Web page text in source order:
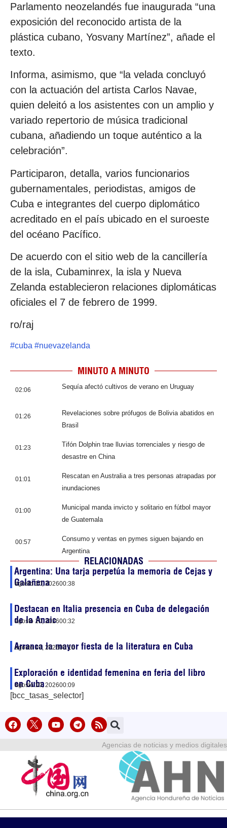
Parlamento neozelandés fue inaugurada “una
exposición del reconocido artista de la
plástica cubano, Yosvany Martínez”, añade el
texto.
Informa, asimismo, que “la velada concluyó
con la actuación del artista Carlos Navae,
quien deleitó a los asistentes con un amplio y
variado repertorio de música tradicional
cubana, añadiendo un toque auténtico a la
celebración”.
Participaron, detalla, varios funcionarios
gubernamentales, periodistas, amigos de
Cuba e integrantes del cuerpo diplomático
acreditado en el país ubicado en el suroeste
del océano Pacífico.
De acuerdo con el sitio web de la cancillería
de la isla, Cubaminrex, la isla y Nueva
Zelanda establecieron relaciones diplomáticas
oficiales el 7 de febrero de 1999.
ro/raj
#cuba #nuevazelanda
MINUTO A MINUTO
02:06 Sequía afectó cultivos de verano en Uruguay
01:26
Revelaciones sobre prófugos de Bolivia abatidos en
Brasil
01:23
Tifón Dolphin trae lluvias torrenciales y riesgo de
desastre en China
01:01
Rescatan en Australia a tres personas atrapadas por
inundaciones
01:00
Municipal manda invicto y solitario en fútbol mayor
de Guatemala
00:57
Consumo y ventas en pymes siguen bajando en
Argentina
RELACIONADAS
Argentina: Una tarja perpetúa la memoria de Cejas y
Galañena
agosto 10, 202600:38
Destacan en Italia presencia en Cuba de delegación
de la Anaic
agosto 10, 202600:32
Arranca la mayor fiesta de la literatura en Cuba
agosto 10, 202600:16
Exploración e identidad femenina en feria del libro
en Cuba
agosto 10, 202600:09
[bcc_tasas_selector]
Agencias de noticias y medios digitales